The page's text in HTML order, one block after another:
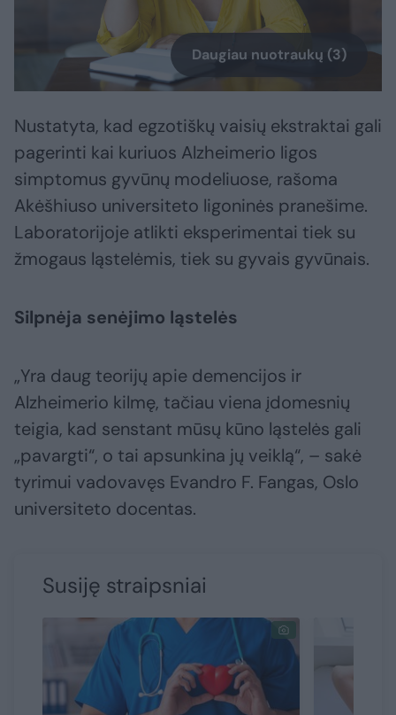
Daugiau nuotraukų (3)
Nustatyta, kad egzotiškų vaisių ekstraktai gali
pagerinti kai kuriuos Alzheimerio ligos
simptomus gyvūnų modeliuose, rašoma
Akėšhiuso universiteto ligoninės pranešime.
Laboratorijoje atlikti eksperimentai tiek su
žmogaus ląstelėmis, tiek su gyvais gyvūnais.
Silpnėja senėjimo ląstelės
„Yra daug teorijų apie demencijos ir
Alzheimerio kilmę, tačiau viena įdomesnių
teigia, kad senstant mūsų kūno ląstelės gali
„pavargti“, o tai apsunkina jų veiklą“, – sakė
tyrimui vadovavęs Evandro F. Fangas, Oslo
universiteto docentas.
Susiję straipsniai